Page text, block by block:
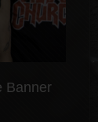
Banner